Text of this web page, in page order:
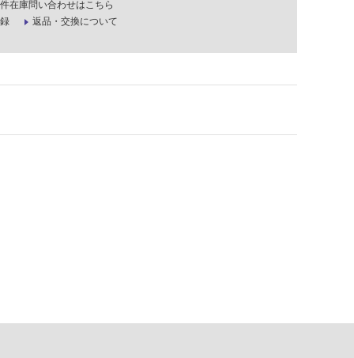
在庫問い合わせはこちら
返品・交換について